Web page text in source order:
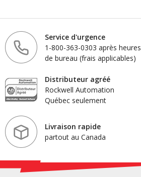
Service d'urgence
1-800-363-0303 après heures
de bureau (frais applicables)
Distributeur agréé
Rockwell Automation
Québec seulement
Livraison rapide
partout au Canada